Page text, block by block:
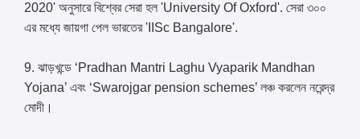
2020' অনুসারে বিশ্বের সেরা হল 'University Of Oxford'. সেরা ৩০০
এর মধ্যে জায়গা পেল ভারতের 'IISc Bangalore'.
9. ঝাড়খন্ডে ‘Pradhan Mantri Laghu Vyaparik Mandhan
Yojana’ এবং ‘Swarojgar pension schemes’ লঞ্চ করলেন নরেন্দ্র
মোদী।